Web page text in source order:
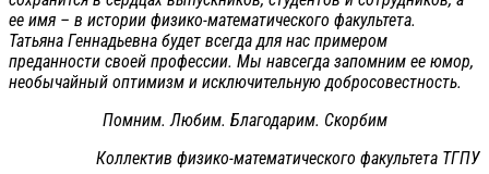
ее имя – в истории физико-математического факультета.
Татьяна Геннадьевна будет всегда для нас примером
преданности своей профессии. Мы навсегда запомним ее юмор,
необычайный оптимизм и исключительную добросовестность.
Помним. Любим. Благодарим. Скорбим
Коллектив физико-математического факультета ТГПУ